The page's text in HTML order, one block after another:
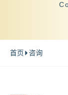
首页 咨询